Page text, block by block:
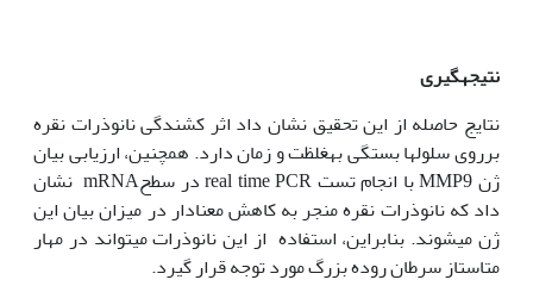
نتیجه­گیری
نتایج حاصله از این تحقیق نشان داد اثر کشندگی نانوذرات نقره
برروی سلول‫ها بستگی به‏غلظت و زمان دارد. همچنین، ارزیابی بیان
ژن MMP9 با انجام تست real time PCR در سطحmRNA نشان
داد که نانوذرات نقره منجر به کاهش معنادار در میزان بیان این
ژن می‏شوند. بنابراین، استفاده از این نانوذرات می‏تواند در مهار
متاستاز سرطان روده بزرگ مورد توجه قرار گیرد.